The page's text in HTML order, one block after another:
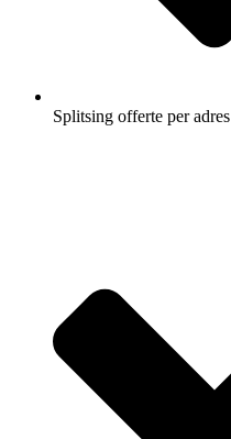
Splitsing offerte per adres